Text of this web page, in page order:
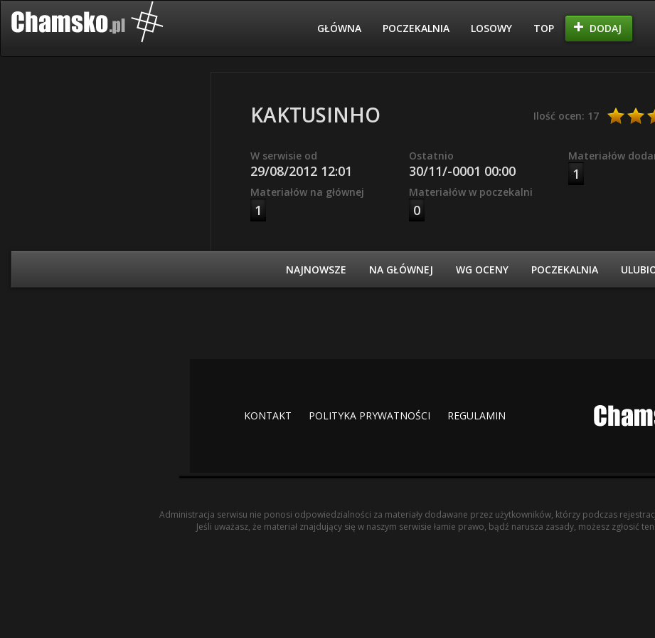
GŁÓWNA POCZEKALNIA LOSOWY TOP DODAJ
KAKTUSINHO Ilość ocen: 17
W serwisie od
29/08/2012 12:01
Ostatnio
30/11/-0001 00:00
Materiałów
1
Materiałów na głównej
1
Materiałów w poczekalni
0
NAJNOWSZE NA GŁÓWNEJ WG OCENY POCZEKALNIA
KONTAKT POLITYKA PRYWATNOŚCI REGULAMIN
Administracja serwisu nie ponosi odpowiedzialności za materiały dodawane przez użytkowników, którzy podczas
Jeśli uważasz, że materiał znajdujący się w naszym serwisie łamie prawo, bądź narusza zasady, możesz zgłosić